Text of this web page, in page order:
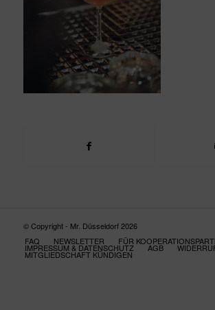
© Copyright - Mr. Düsseldorf 2026
FAQ
NEWSLETTER FÜR
IMPRESSUM & DATENSCHUTZ AGB
MITGLIEDSCHAFT KÜNDIGEN